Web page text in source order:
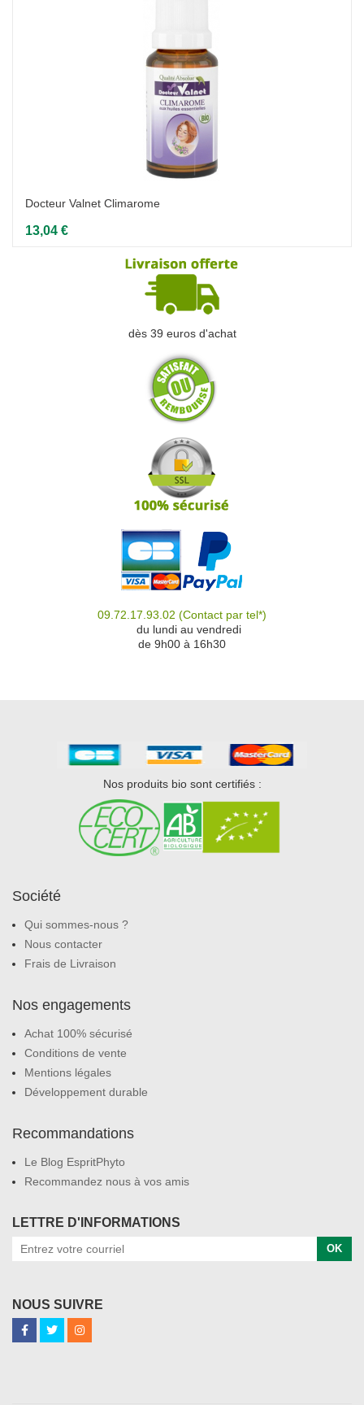
Docteur Valnet Climarome
13,04 €
dès 39 euros d'achat
09.72.17.93.02 (Contact par tel*)
du lundi au vendredi
de 9h00 à 16h30
Nos produits bio sont certifiés :
Société
Qui sommes-nous ?
Nous contacter
Frais de Livraison
Nos engagements
Achat 100% sécurisé
Conditions de vente
Mentions légales
Développement durable
Recommandations
Le Blog EspritPhyto
Recommandez nous à vos amis
LETTRE D'INFORMATIONS
OK
NOUS SUIVRE